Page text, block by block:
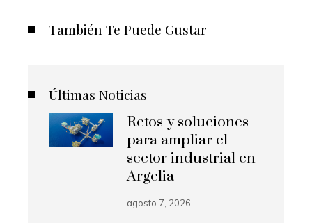
También Te Puede Gustar
Últimas Noticias
Retos y soluciones
para ampliar el
sector industrial en
Argelia
agosto 7, 2026